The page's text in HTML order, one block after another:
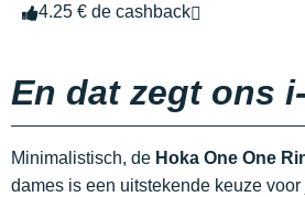
4.25 € de cashback
En dat zegt ons
Minimalistisch, de Hoka One One
dames is een uitstekende keuze voor